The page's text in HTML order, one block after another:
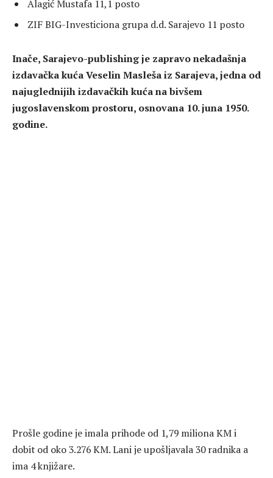
Alagić Mustafa 11,1 posto
ZIF BIG-Investiciona grupa d.d. Sarajevo 11 posto
Inače, Sarajevo-publishing je zapravo nekadašnja
izdavačka kuća Veselin Masleša iz Sarajeva, jedna od
najuglednijih izdavačkih kuća na bivšem
jugoslavenskom prostoru, osnovana 10. juna 1950.
godine.
Prošle godine je imala prihode od 1,79 miliona KM i
dobit od oko 3.276 KM. Lani je upošljavala 30 radnika a
ima 4 knjižare.